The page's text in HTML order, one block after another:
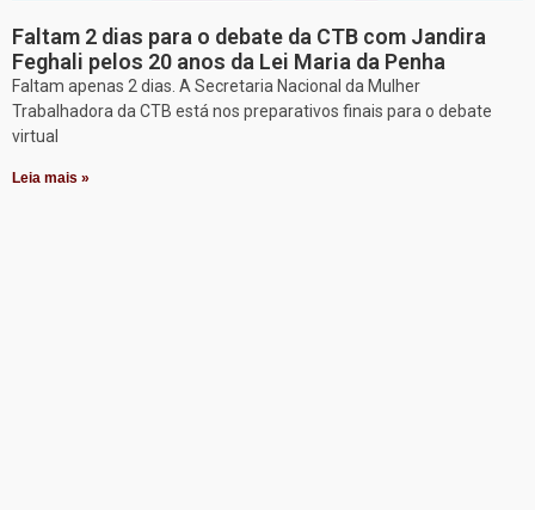
Faltam 2 dias para o debate da CTB com Jandira
Feghali pelos 20 anos da Lei Maria da Penha
Faltam apenas 2 dias. A Secretaria Nacional da Mulher
Trabalhadora da CTB está nos preparativos finais para o debate
virtual
Leia mais »